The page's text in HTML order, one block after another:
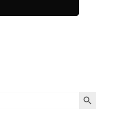
Search Button